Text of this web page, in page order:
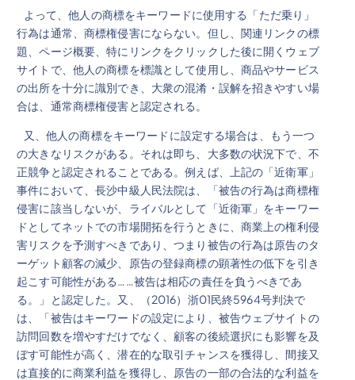
よって、他人の商標をキーワードに使用する「ただ乗り」
行為は通常、商標権侵害にならない。但し、関連リンクの標
題、ページ概要、特にリンクをクリックした後に開くウェブ
サイトで、他人の商標を標識として使用し、商品やサービス
の出所を十分に識別でき、大衆の混淆・誤解を招きやすい場
合は、通常商標権侵害と認定される。
又、他人の商標をキーワードに設定する場合は、もう一つ
の大きなリスクがある。それは即ち、大多数の状況下で、不
正競争と認定されることである。例えば、上記の「近衛軍」
事件において、長沙中級人民法院は、「被告の行為は商標権
侵害に該当しないが、ライバルとして「近衛軍」をキーワー
ドとしてネットでの市場開拓を行うときに、商業上の権利侵
害リスクを予測すべきであり、つまり被告の行為は原告のタ
ーゲット顧客の減少、原告の登録商標の顕著性の低下を引き
起こす可能性がある……被告は相応の責任を負うべきであ
る。」と認定した。又、（2016）浙01民終5964号判決で
は、「被告はキーワードの設定により、被告ウェブサイトの
訪問回数を増やすだけでなく、顧客の後続選択にも影響を及
ぼす可能性が高く、潜在的な取引チャンスを獲得し、間接又
は直接的に商業利益を獲得し、原告の一部の合法的な利益を